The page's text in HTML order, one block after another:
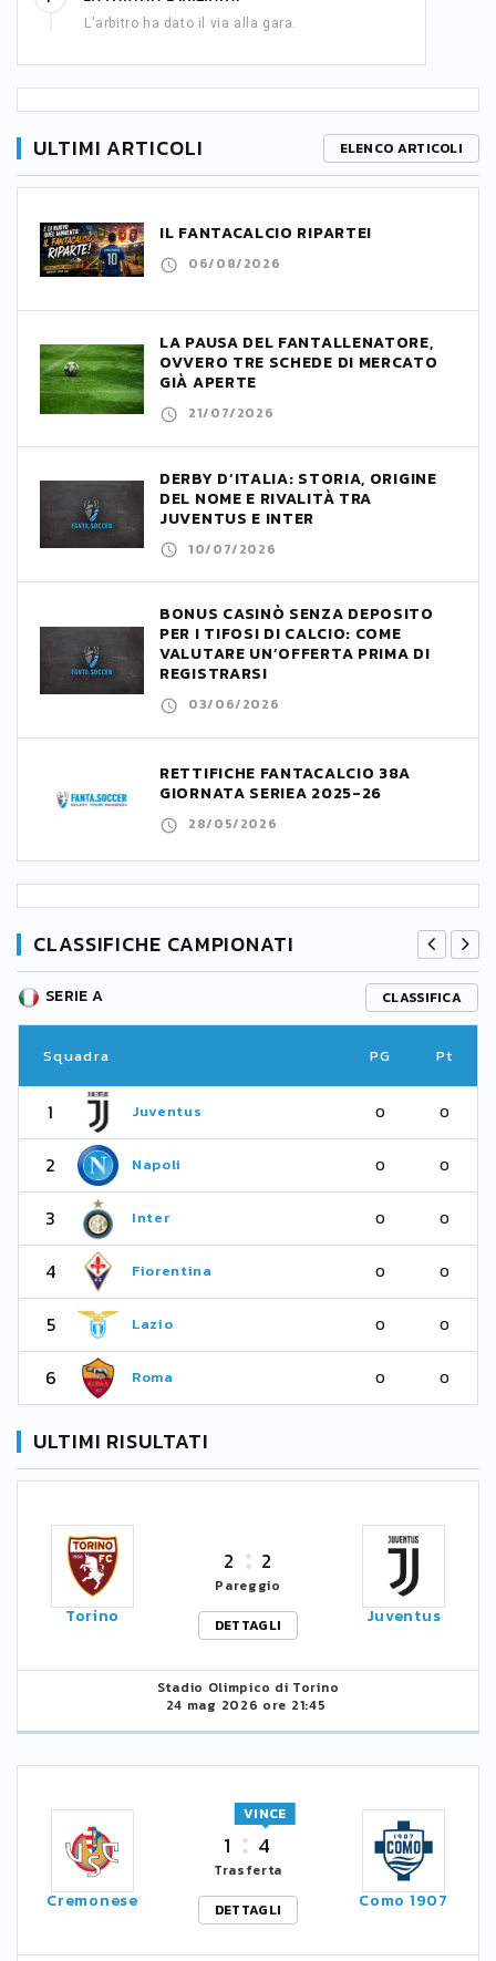
L'arbitro ha dato il via alla gara.
ULTIMI ARTICOLI ELENCO ARTICOLI
IL FANTACALCIO RIPARTE!
06/08/2026
LA PAUSA DEL FANTALLENATORE,
OVVERO TRE SCHEDE DI MERCATO
GIÀ APERTE
21/07/2026
DERBY D’ITALIA: STORIA, ORIGINE
DEL NOME E RIVALITÀ TRA
JUVENTUS E INTER
10/07/2026
BONUS CASINÒ SENZA DEPOSITO
PER I TIFOSI DI CALCIO: COME
VALUTARE UN’OFFERTA PRIMA DI
REGISTRARSI
03/06/2026
RETTIFICHE FANTACALCIO 38A
GIORNATA SERIEA 2025-26
28/05/2026
CLASSIFICHE CAMPIONATI
SERIE A CLASSIFICA
Squadra PG Pt
1 Juventus 0 0
2 Napoli 0 0
3 Inter 0 0
4 Fiorentina 0 0
5 Lazio 0 0
6 Roma 0 0
ULTIMI RISULTATI
Torino
2 2
Pareggio
DETTAGLI
Juventus
Stadio Olimpico di Torino
24 mag 2026 ore 21:45
Cremonese
1 4
VINCE
Trasferta
DETTAGLI
Como 1907